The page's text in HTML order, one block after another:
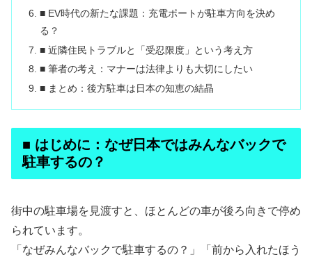
■ EV時代の新たな課題：充電ポートが駐車方向を決め
る？
■ 近隣住民トラブルと「受忍限度」という考え方
■ 筆者の考え：マナーは法律よりも大切にしたい
■ まとめ：後方駐車は日本の知恵の結晶
■ はじめに：なぜ日本ではみんなバックで
駐車するの？
街中の駐車場を見渡すと、ほとんどの車が後ろ向きで停め
られています。
「なぜみんなバックで駐車するの？」「前から入れたほう